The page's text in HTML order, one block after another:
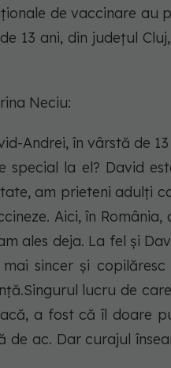
de vaccinare au
13 ani, din județul
Neciu:
Andrei, în vârstă de
special la el? David
am prieteni adulți
Aici, în România,
ales deja. La fel și
sincer și copilăresc
lucru de
a fost că îl doare
ac. Dar curajul